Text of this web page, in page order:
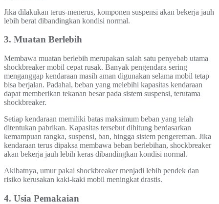
Jika dilakukan terus-menerus, komponen suspensi akan bekerja jauh
lebih berat dibandingkan kondisi normal.
3. Muatan Berlebih
Membawa muatan berlebih merupakan salah satu penyebab utama
shockbreaker mobil cepat rusak. Banyak pengendara sering
menganggap kendaraan masih aman digunakan selama mobil tetap
bisa berjalan. Padahal, beban yang melebihi kapasitas kendaraan
dapat memberikan tekanan besar pada sistem suspensi, terutama
shockbreaker.
Setiap kendaraan memiliki batas maksimum beban yang telah
ditentukan pabrikan. Kapasitas tersebut dihitung berdasarkan
kemampuan rangka, suspensi, ban, hingga sistem pengereman. Jika
kendaraan terus dipaksa membawa beban berlebihan, shockbreaker
akan bekerja jauh lebih keras dibandingkan kondisi normal.
Akibatnya, umur pakai shockbreaker menjadi lebih pendek dan
risiko kerusakan kaki-kaki mobil meningkat drastis.
4. Usia Pemakaian